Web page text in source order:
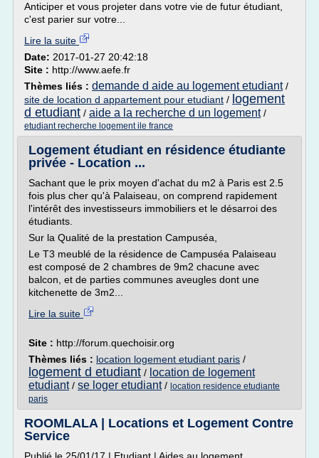
Anticiper et vous projeter dans votre vie de futur étudiant,
c'est parier sur votre...
Lire la suite
Date: 2017-01-27 20:42:18
Site : http://www.aefe.fr
Thèmes liés : demande d aide au logement etudiant/
site de location d appartement pour etudiant / logement
d etudiant / aide a la recherche d un logement/
etudiant recherche logement ile france
Logement étudiant en résidence étudiante
privée - Location ...
Sachant que le prix moyen d'achat du m2 à Paris est 2.5
fois plus cher qu'à Palaiseau, on comprend rapidement
l'intérêt des investisseurs immobiliers et le désarroi des
étudiants.
Sur la Qualité de la prestation Campuséa,
Le T3 meublé de la résidence de Campuséa Palaiseau
est composé de 2 chambres de 9m2 chacune avec
balcon, et de parties communes aveugles dont une
kitchenette de 3m2...
Lire la suite
Site : http://forum.quechoisir.org
Thèmes liés : location logement etudiant paris /
logement d etudiant / location de logement
etudiant/ se loger etudiant/ location residence etudiante
paris
ROOMLALA | Locations et Logement Contre
Service